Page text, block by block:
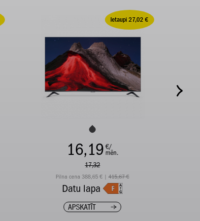
Ietaupi 27,02 €
16,19 €/
mēn.
17,32
Pilna cena 388,65 € |415,67 €
Datu lapa
APSKATĪT